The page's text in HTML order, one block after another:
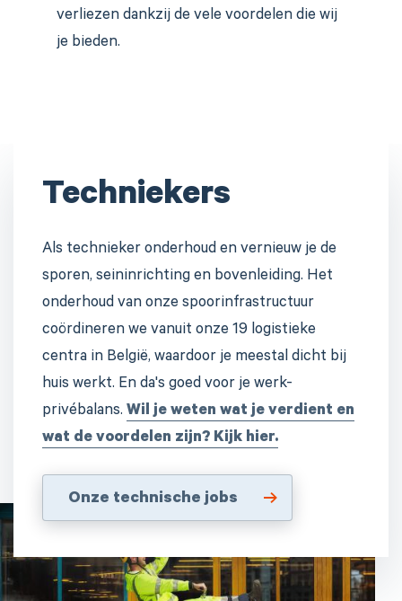
verliezen dankzij de vele voordelen die wij
je bieden.
Techniekers
Als technieker onderhoud en vernieuw je de
sporen, seininrichting en bovenleiding. Het
onderhoud van onze spoorinfrastructuur
coördineren we vanuit onze 19 logistieke
centra in België, waardoor je meestal dicht bij
huis werkt. En da's goed voor je werk-
privébalans. Wil je weten wat je verdient en
wat de voordelen zijn? Kijk hier.
Onze technische jobs